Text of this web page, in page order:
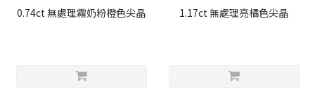
0.74ct 無處理霧奶粉橙色尖晶
1.17ct 無處理亮橘色尖晶